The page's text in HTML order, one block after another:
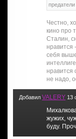
предатели
Честно,
кино про
Сталин,
нравится
себя
нравится
не надо,
Добавил VALERY 13
жужих,
буду.